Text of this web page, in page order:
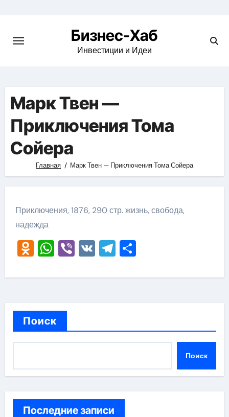
content
Бизнес-Хаб
Инвестиции и Идеи
Марк Твен —
Приключения Тома
Сойера
Главная Марк Твен — Приключения Тома Сойера
Приключения, 1876, 290 стр. жизнь, свобода,
надежда
Odnoklassniki
WhatsApp
Viber
VKTelegram
Отправить
Поиск
Поиск
Последние записи